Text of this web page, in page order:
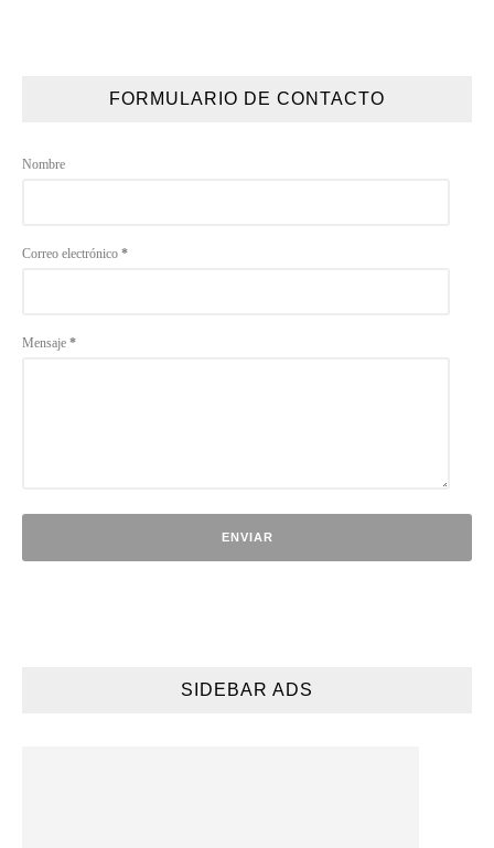
FORMULARIO DE CONTACTO
Nombre
Correo electrónico *
Mensaje *
SIDEBAR ADS